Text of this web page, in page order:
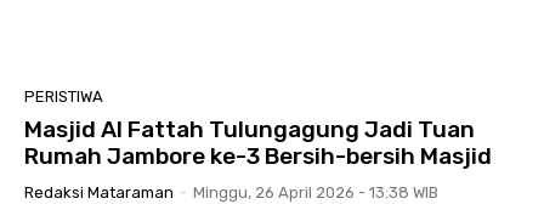
PERISTIWA
Masjid Al Fattah Tulungagung Jadi Tuan
Rumah Jambore ke-3 Bersih-bersih Masjid
Redaksi Mataraman - Minggu, 26 April 2026 - 13:38 WIB